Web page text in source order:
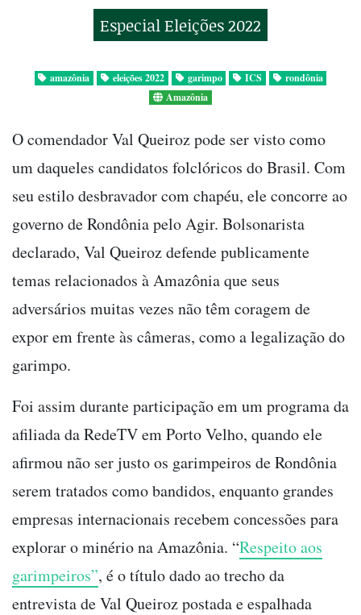
Especial Eleições 2022
amazônia eleições 2022 garimpo ICS
rondônia
Amazônia
O comendador Val Queiroz pode ser visto como
um daqueles candidatos folclóricos do Brasil. Com
seu estilo desbravador com chapéu, ele concorre ao
governo de Rondônia pelo Agir. Bolsonarista
declarado, Val Queiroz defende publicamente
temas relacionados à Amazônia que seus
adversários muitas vezes não têm coragem de
expor em frente às câmeras, como a legalização do
garimpo.
Foi assim durante participação em um programa da
afiliada da RedeTV em Porto Velho, quando ele
afirmou não ser justo os garimpeiros de Rondônia
serem tratados como bandidos, enquanto grandes
empresas internacionais recebem concessões para
explorar o minério na Amazônia. “Respeito aos
garimpeiros”, é o título dado ao trecho da
entrevista de Val Queiroz postada e espalhada